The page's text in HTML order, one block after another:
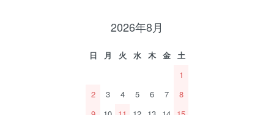
2026年8月
日 月 火 水 木 金
土
1
2
3 4 5 6 7
8